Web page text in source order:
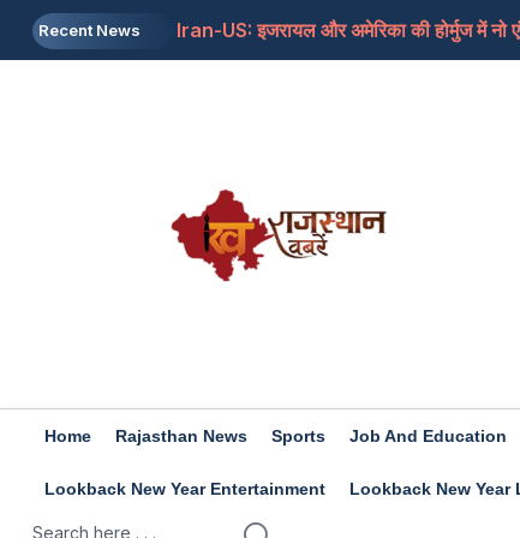
Recent News
Iran-US: इजरायल और अमेरिका की होर्मुज में नो
Home Rajasthan News Sports Job And Education
Lookback New Year Entertainment Lookback New Year